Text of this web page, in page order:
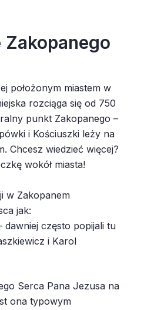
położonym miastem w
rozciąga się od 750
punkt Zakopanego –
i Kościuszki leży na
Chcesz wiedzieć więcej?
wokół miasta!
w Zakopanem
jak:
dawniej często popijali tu
i Karol
Serca Pana Jezusa na
ona typowym